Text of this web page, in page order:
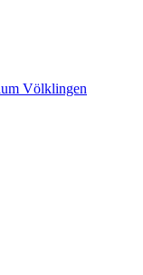
Völklingen